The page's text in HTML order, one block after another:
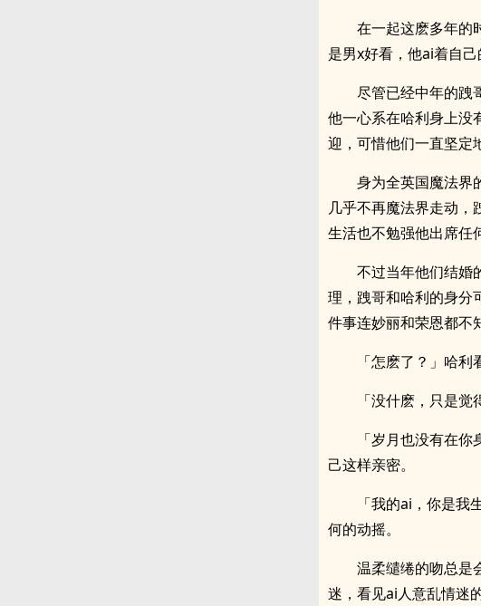
在一起这麽多年的
是男x好看，他ai着自
尽管已经中年的跩
他一心系在哈利身上没
迎，可惜他们一直坚定
身为全英国魔法界
几乎不再魔法界走动，
生活也不勉强他出席任
不过当年他们结婚
理，跩哥和哈利的身分
件事连妙丽和荣恩都不
「怎麽了？」哈
「没什麽，只是
「岁月也没有在
己这样亲密。
「我的ai，你是
何的动摇。
温柔缱绻的吻总是
迷，看见ai人意乱情迷